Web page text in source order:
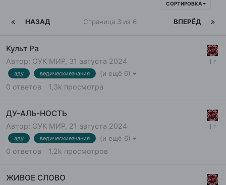
СОРТИРОВКА
НАЗАД ВПЕРЁД
Страница 3 из 6
Культ Ра
Автор: ОУК МИР 31 августа 2024
аду ведическиезнания (и ещё 6)
0 ответов 1,3k просмотра
ДУ-АЛЬ-НОСТЬ
Автор: ОУК МИР 21 августа 2024
аду ведическиезнания (и ещё 6)
0 ответов 1,2k просмотров
ЖИВОЕ СЛОВО